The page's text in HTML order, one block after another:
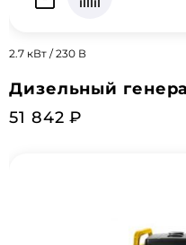
2.7 кВт / 230 В
Дизельный
51 842 ₽